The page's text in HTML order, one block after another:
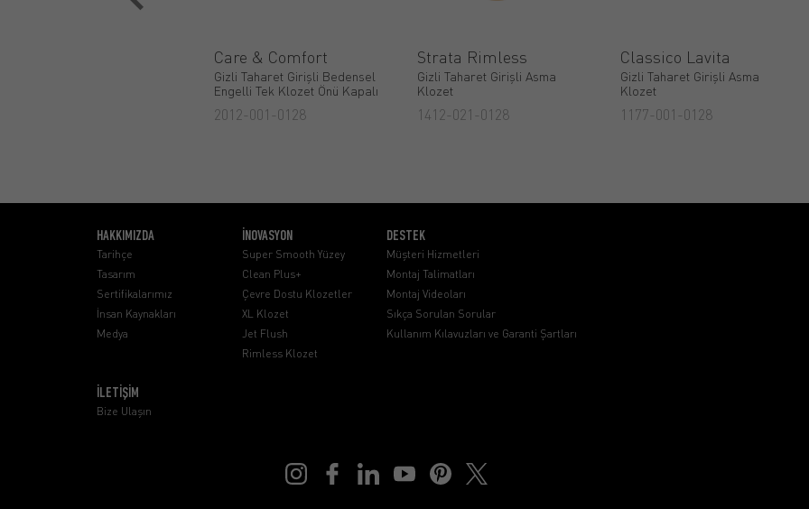
Care & Comfort
Gizli Taharet Girişli Bedensel
Engelli Tek Klozet Önü Kapalı
2012-001-0128
Strata Rimless
Gizli Taharet Girişli Asma
Klozet
1412-021-0128
Classico Lavita
Gizli Taharet Girişli Asma
Klozet
1177-001-0128
HAKKIMIZDA
Tarihçe
Tasarım
Sertifikalarımız
İnsan Kaynakları
Medya
İNOVASYON
Super Smooth Yüzey
Clean Plus+
Çevre Dostu Klozetler
XL Klozet
Jet Flush
Rimless Klozet
DESTEK
Müşteri Hizmetleri
Montaj Talimatları
Montaj Videoları
Sıkça Sorulan Sorular
Kullanım Kılavuzları ve Garanti Şartları
İLETİŞİM
Bize Ulaşın